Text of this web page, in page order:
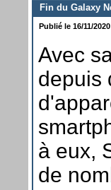
Fin du Galaxy
Publié le 16/11/
Avec
depuis
à eux,
de